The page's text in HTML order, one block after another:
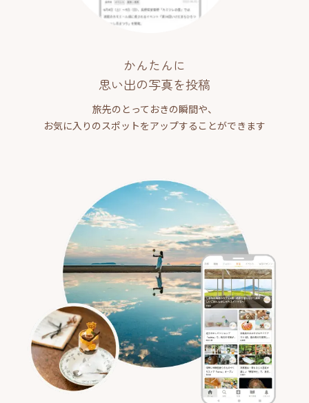
かんたんに
思い出の写真を投稿
旅先のとっておきの瞬間や、
お気に入りのスポットをアップすることができます